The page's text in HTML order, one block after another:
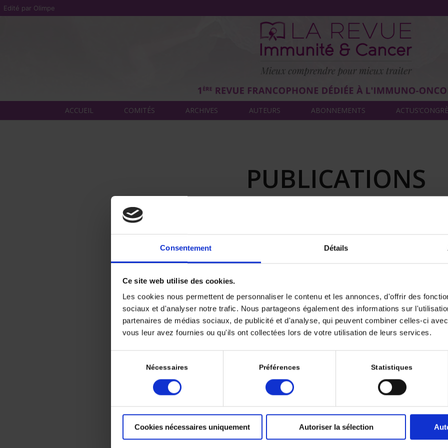
Consentement Détails
Ce site web utilise des cookies.
Les cookies nous permettent de personnaliser le contenu et les annonces, d'offrir des
sociaux et d'analyser notre trafic. Nous partageons également des informations sur
partenaires de médias sociaux, de publicité et d'analyse, qui peuvent combiner celles-ci
vous leur avez fournies ou qu'ils ont collectées lors de votre utilisation de leurs services.
consentement
Nécessaires Préférences Statistiques
Cookies nécessaires uniquement Autoriser la sélection
ACCUEIL COMITÉS ARCHIVES AUTEURS ABONNEMENTS
PUBLICATIONS
Association
chimiothérapie : vers un
standard dans les cancers du
triple négatifs
24 juin 2022 / dans parDeborah SYLVAN
La prise en charge des cancers du sein triple négatifs qui a longtemps
checkpoint dans l’arsenal thérapeutique. L’essai de phase III Keynote-
l’ajout du pembrolizumab à la chimiothérapie en première ligne
un bénéfice sans précédent, notamment en termes de survie globale
Edité par Olimpe